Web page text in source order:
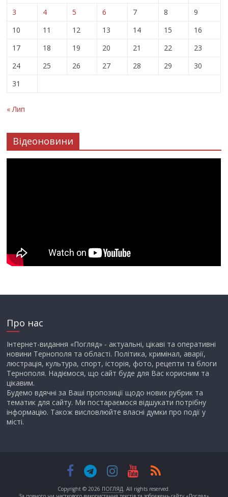
3
4 5 6 7 8
9
10
11 12 13 14 15
16
17
18 19 20 21 22
23
24
25 26 27 28 29
30
31
« Лип
Відеоновини
Про нас
Інтернет-видання «Погляд» - актуальні, цікаві та оперативні
новини Тернополя та області. Політика, кримінал, аварії,
люстрація, культура, спорт, історія, фото, рецепти та блоги
Тернополя. Надіємося, що сайт буде для Вас корисним та
цікавим.
Будемо вдячні за Ваші пропозиції щодо нових рубрик та
тематик для сайту. Ми постараємося відшукати потрібну
інформацію. Також висловлюйте власні думки про події у
місті.
Copyright © 2026 ПОГЛЯД . All rights reserved.